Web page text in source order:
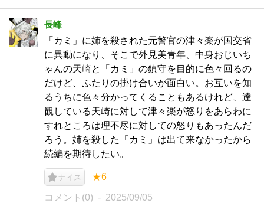
長峰
「カミ」に姉を殺された元警官の津々楽が国交省
に異動になり、そこで外見美青年、中身おじいち
ゃんの天崎と「カミ」の鎮守を目的に色々回るの
だけど、ふたりの掛け合いが面白い。お互いを知
るうちに色々分かってくることもあるけれど、達
観している天崎に対して津々楽が怒りをあらわに
すれところは理不尽に対しての怒りもあったんだ
ろう。姉を殺した「カミ」は出て来なかったから
続編を期待したい。
ナイス ★6
コメント(0) 2025/09/05